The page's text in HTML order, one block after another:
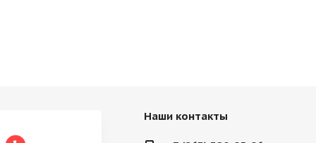
Наши контакты